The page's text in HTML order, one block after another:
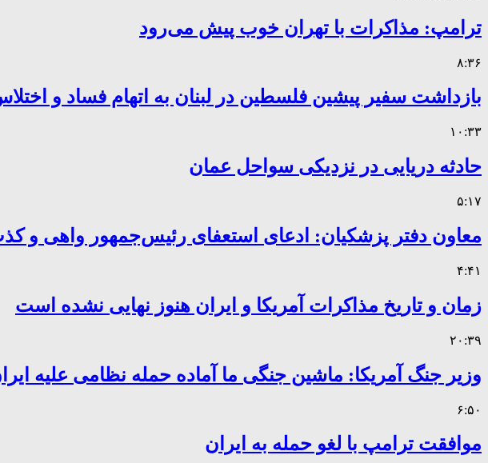
ترامپ: مذاکرات با تهران خوب پیش می‌رود
۸:۳۶
بازداشت سفیر پیشین فلسطین در لبنان به اتهام فساد و
۱۰:۳۳
حادثه دریایی در نزدیکی سواحل عمان
۵:۱۷
معاون دفتر پزشکیان: ادعای استعفای رئیس‌جمهور واهی
۴:۴۱
زمان و تاریخ مذاکرات آمریکا و ایران هنوز نهایی نشده است
۲۰:۳۹
وزیر جنگ آمریکا: ماشین جنگی ما آماده حمله نظامی علیه
۶:۵۰
موافقت ترامپ با لغو حمله به ایران